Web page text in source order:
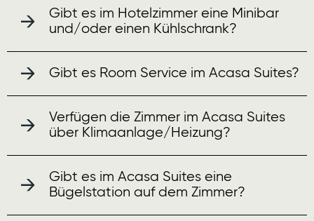
Gibt es im Hotelzimmer eine Minibar
und/oder einen Kühlschrank?
Gibt es Room Service im Acasa Suites?
Verfügen die Zimmer im Acasa Suites
über Klimaanlage/Heizung?
Gibt es im Acasa Suites eine
Bügelstation auf dem Zimmer?